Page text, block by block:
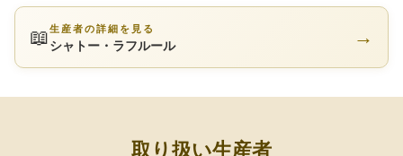
📖生産者の詳細を見る
シャトー・ラフルール →
取り扱い生産者